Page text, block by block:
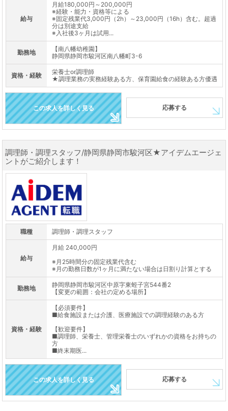
給与
月給180,000円～200,000円
※経験・能力・資格等による
※固定残業代3,000円（2h）～23,000円（16h）含む。超過
分は別途支給
※入社後3ヶ月は試用...
勤務地
【南八幡幼稚園】
静岡県静岡市駿河区南八幡町3-6
資格・経験
栄養士or調理師
★調理業務の実務経験ある方、保育園給食の経験ある方優遇
この求人を詳しく見る 応募する
調理師・調理スタッフ/静岡県静岡市駿河区★アイデムエージェ
ントがご紹介します！
職種 調理師・調理スタッフ
給与
月給 240,000円
※月25時間分の固定残業代含む
※月の勤務日数が1ヶ月に満たない場合は日割り計算とする
勤務地
静岡県静岡市駿河区中原字東蛭子宮544番2
【変更の範囲：会社の定める場所】
資格・経験
【必須要件】
■給食施設または介護、医療施設での調理経験のある方
【歓迎要件】
■調理師、栄養士、管理栄養士のいずれかの資格をお持ちの
方
■終末期医...
この求人を詳しく見る 応募する